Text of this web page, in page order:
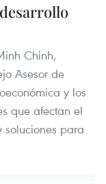
Chinh,
Asesor de
y los
que afectan el
para